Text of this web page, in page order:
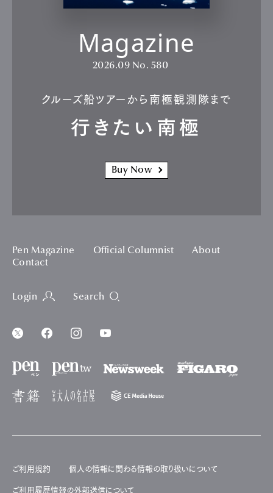
Magazine
2026.09 No. 580
クルーズ船ツアーから南極観測隊まで
行きたい南極
Buy Now
Pen Magazine Official Columnist
About
Contact
Login Search
ご利用規約 個人の情報に関わる情報の取り扱いについて
ご利用履歴情報の外部送信について